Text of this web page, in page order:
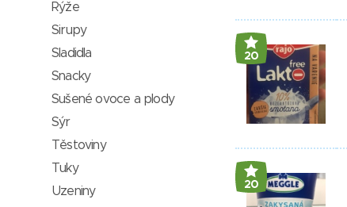
20
20
Rýže
Sirupy
Sladidla
Snacky
Sušené ovoce a plody
Sýr
Těstoviny
Tuky
Uzeniny